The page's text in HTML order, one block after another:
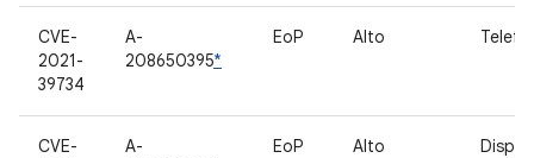
CVE-
2021-
39734
A-
208650395*
EoP Alto
CVE-
A-
EoP Alto